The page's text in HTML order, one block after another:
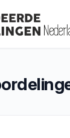
9,6 van 10
beoordelingen)